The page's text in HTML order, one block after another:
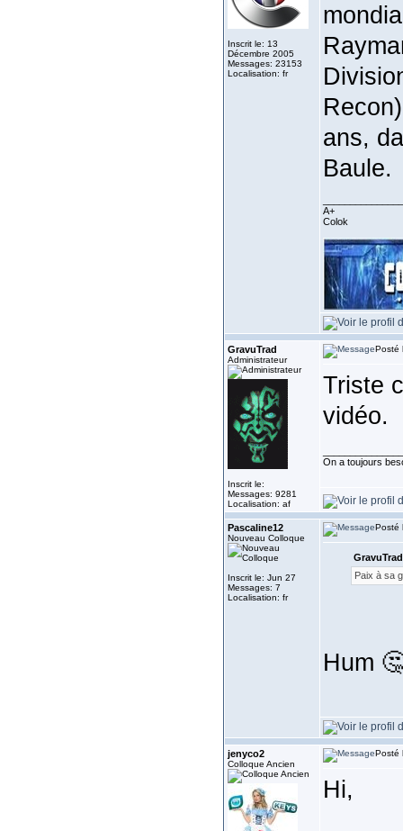
Inscrit le: 13
Décembre 2005
Messages: 23153
Localisation: fr
ans,
Baule.
A+
Colok
GravuTrad
Administrateur
Inscrit le:
Messages: 9281
Localisation: af
Posté
Triste
vidéo.
On a toujours
Pascaline12
Nouveau Colloque
Inscrit le: Jun 27
Messages: 7
Localisation: fr
Posté
Paix à sa
Hum
jenyco2
Colloque Ancien
Posté
Hi,